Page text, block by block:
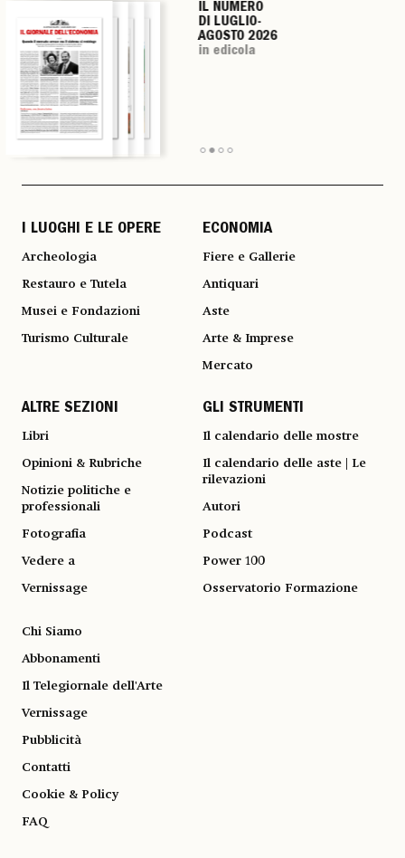
IL NUMERO
DI LUGLIO-
AGOSTO 2026
in edicola
IL NUMERO
DI LUGLIO-
AGOSTO 2026
in edicola
IL NUMERO
DI LUGLIO-
AGOSTO 2026
in edicola
IL NUMERO
DI LUGLIO-
AGOSTO 2026
in edicola
I LUOGHI E LE OPERE
Archeologia
Restauro e Tutela
Musei e Fondazioni
Turismo Culturale
ECONOMIA
Fiere e Gallerie
Antiquari
Aste
Arte & Imprese
Mercato
ALTRE SEZIONI
Libri
Opinioni & Rubriche
Notizie politiche e
professionali
Fotografia
Vedere a
Vernissage
GLI STRUMENTI
Il calendario delle mostre
Il calendario delle aste | Le
rilevazioni
Autori
Podcast
Power 100
Osservatorio Formazione
Chi Siamo
Abbonamenti
Il Telegiornale dell'Arte
Vernissage
Pubblicità
Contatti
Cookie & Policy
FAQ